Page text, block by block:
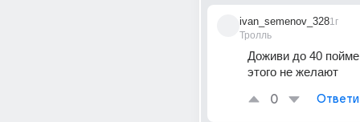
ivan_semenov_328
Тролль
1г
Доживи до 40
этого не желают
0